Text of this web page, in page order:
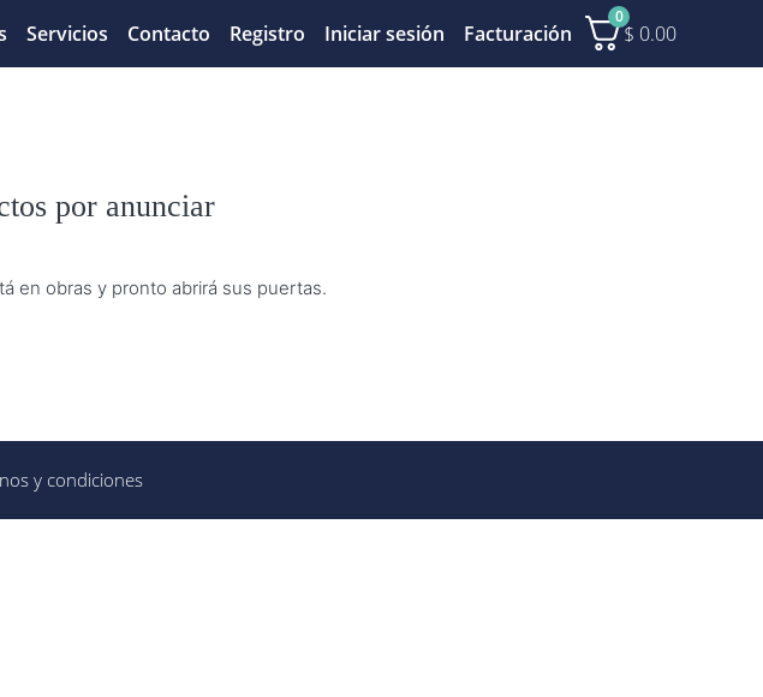
Servicios Contacto Registro Iniciar sesión Facturación
0
$ 0.00
por anunciar
en obras y pronto abrirá sus puertas.
y condiciones